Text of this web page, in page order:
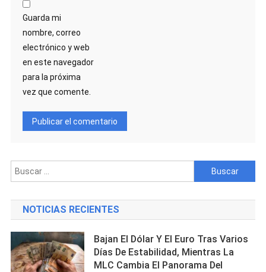
Guarda mi
nombre, correo
electrónico y web
en este navegador
para la próxima
vez que comente.
Buscar:
NOTICIAS RECIENTES
Bajan El Dólar Y El Euro Tras Varios
Días De Estabilidad, Mientras La
MLC Cambia El Panorama Del